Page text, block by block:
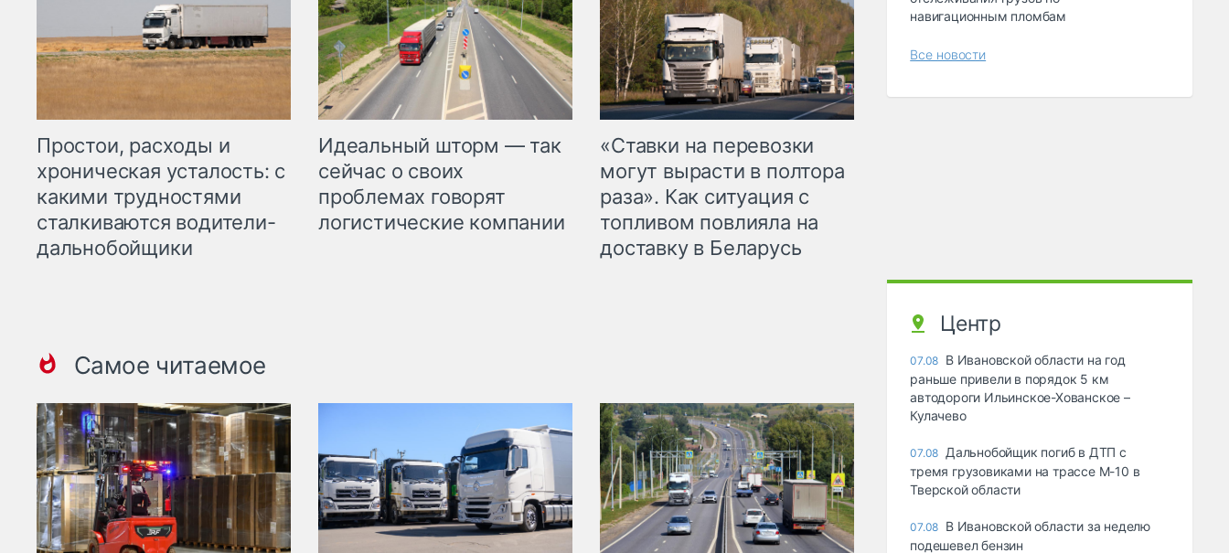
Простои, расходы и
хроническая усталость: с
какими трудностями
сталкиваются водители-
дальнобойщики
Идеальный шторм — так
сейчас о своих
проблемах говорят
логистические компании
«Ставки на перевозки
могут вырасти в полтора
раза». Как ситуация с
топливом повлияла на
доставку в Беларусь
Самое читаемое
навигационным пломбам
Все новости
Центр
07.08 В Ивановской области на год
раньше привели в порядок 5 км
автодороги Ильинское-Хованское –
Кулачево
07.08 Дальнобойщик погиб в ДТП с
тремя грузовиками на трассе М-10 в
Тверской области
07.08 В Ивановской области за неделю
подешевел бензин